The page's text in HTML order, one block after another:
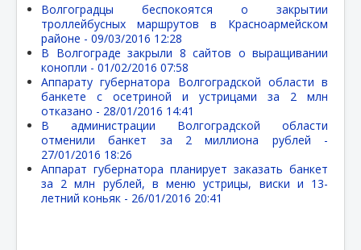
Волгоградцы беспокоятся о закрытии
троллейбусных маршрутов в Красноармейском
районе - 09/03/2016 12:28
В Волгограде закрыли 8 сайтов о выращивании
конопли - 01/02/2016 07:58
Аппарату губернатора Волгоградской области в
банкете с осетриной и устрицами за 2 млн
отказано - 28/01/2016 14:41
В администрации Волгоградской области
отменили банкет за 2 миллиона рублей -
27/01/2016 18:26
Аппарат губернатора планирует заказать банкет
за 2 млн рублей, в меню устрицы, виски и 13-
летний коньяк - 26/01/2016 20:41